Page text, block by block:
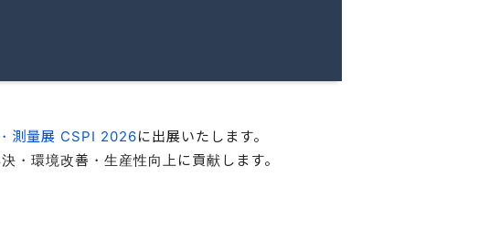
測量展 CSPI 2026に出展いたします。
・環境改善・生産性向上に貢献します。